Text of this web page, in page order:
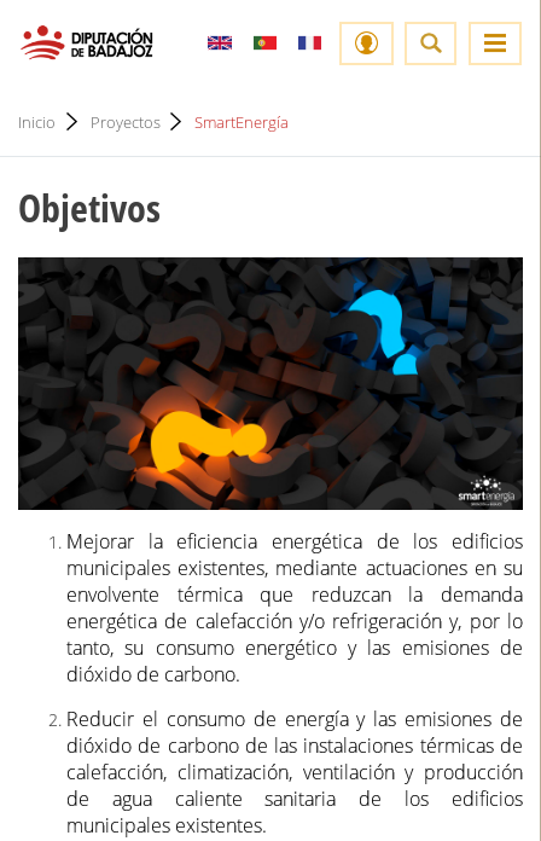
Inicio Proyectos SmartEnergía
Objetivos
Mejorar la eficiencia energética de los edificios
municipales existentes, mediante actuaciones en su
envolvente térmica que reduzcan la demanda
energética de calefacción y/o refrigeración y, por lo
tanto, su consumo energético y las emisiones de
dióxido de carbono.
Reducir el consumo de energía y las emisiones de
dióxido de carbono de las instalaciones térmicas de
calefacción, climatización, ventilación y producción
de agua caliente sanitaria de los edificios
municipales existentes.